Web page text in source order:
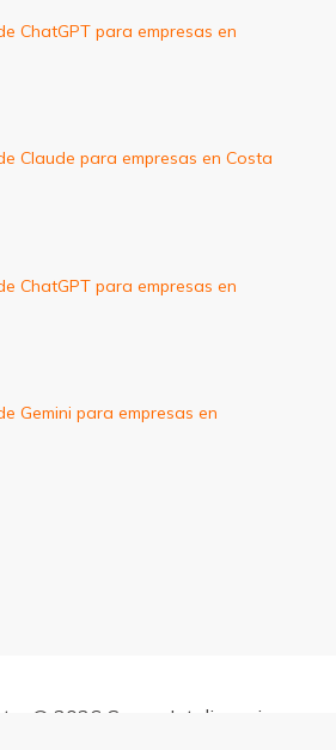
ChatGPT para empresas en
Claude para empresas en Costa
ChatGPT para empresas en
Gemini para empresas en
© 2026 Cursos Inteligencia